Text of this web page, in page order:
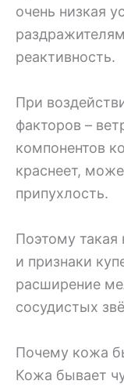
очень низкая
реактивность.
При
факторов –
компонентов
краснеет,
припухлость.
Поэтому
и признаки
расширение
сосудистых
Почему кожа
Кожа бывает